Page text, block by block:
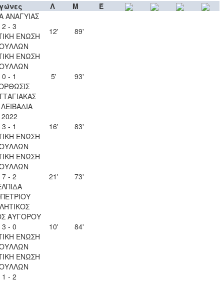
Λ Μ
Έ
ΑΝΑΓΥΙΑΣ
2 - 3
ΕΝΩΣΗ
12' 89'
ΕΝΩΣΗ
0 - 1
5' 93'
2022
3 - 1
ΕΝΩΣΗ
16' 83'
ΕΝΩΣΗ
7 - 2
21' 73'
ΑΥΓΟΡΟΥ
3 - 0
ΕΝΩΣΗ
10' 84'
ΕΝΩΣΗ
1 - 2